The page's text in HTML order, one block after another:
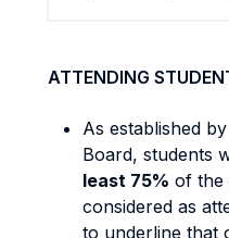
ATTENDING
As established
Board, students
least 75% of the
considered as
to underline that